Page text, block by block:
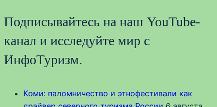
Подписывайтесь на наш YouTube-
канал и исследуйте мир с
ИнфоТуризм.
Коми: паломничество и этнофестивали как